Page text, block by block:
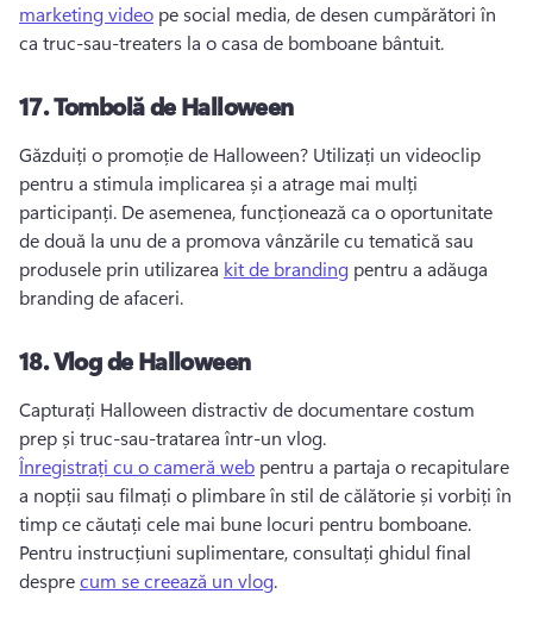
marketing video pe social media, de desen cumpărători în
ca truc-sau-treaters la o casa de bomboane bântuit.
17.Tombolă de Halloween
Găzduiți o promoție de Halloween? Utilizați un videoclip
pentru a stimula implicarea și a atrage mai mulți
participanți. De asemenea, funcționează ca o oportunitate
de două la unu de a promova vânzările cu tematică sau
produsele prin utilizarea kit de branding pentru a adăuga
branding de afaceri.
18.Vlog de Halloween
Capturați Halloween distractiv de documentare costum
prep și truc-sau-tratarea într-un vlog.
Înregistrați cu o cameră web pentru a partaja o recapitulare
a nopții sau filmați o plimbare în stil de călătorie și vorbiți în
Pentru instrucțiuni suplimentare, consultați ghidul final
despre cum se creează un vlog.